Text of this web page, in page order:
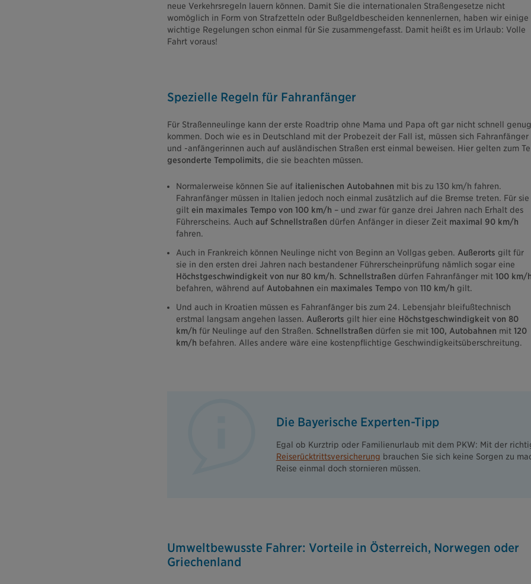
neue Verkehrsregeln lauern können. Damit Sie die internationalen Straßengesetze nicht
womöglich in Form von Strafzetteln oder Bußgeldbescheiden kennenlernen, haben wir einige
wichtige Regelungen schon einmal für Sie zusammengefasst. Damit heißt es im Urlaub: Volle
Fahrt voraus!
Spezielle Regeln für Fahranfänger
Für Straßenneulinge kann der erste Roadtrip ohne Mama und Papa oft gar nicht schnell genug
kommen. Doch wie es in Deutschland mit der Probezeit der Fall ist, müssen sich Fahranfänger
und -anfängerinnen auch auf ausländischen Straßen erst einmal beweisen. Hier gelten zum
gesonderte Tempolimits, die sie beachten müssen.
Normalerweise können Sie auf italienischen Autobahnen mit bis zu 130 km/h fahren.
Fahranfänger müssen in Italien jedoch noch einmal zusätzlich auf die Bremse treten. Für sie
gilt ein maximales Tempo von 100 km/h – und zwar für ganze drei Jahren nach Erhalt des
Führerscheins. Auch auf Schnellstraßen dürfen Anfänger in dieser Zeit maximal 90 km/h
fahren.
Auch in Frankreich können Neulinge nicht von Beginn an Vollgas geben. Außerorts gilt für
sie in den ersten drei Jahren nach bestandener Führerscheinprüfung nämlich sogar eine
Höchstgeschwindigkeit von nur 80 km/h. Schnellstraßen dürfen Fahranfänger mit 100 km/
befahren, während auf Autobahnen ein maximales Tempovon 110 km/h gilt.
Und auch in Kroatien müssen es Fahranfänger bis zum 24. Lebensjahr bleifußtechnisch
erstmal langsam angehen lassen. Außerorts gilt hier eine Höchstgeschwindigkeit von 80
km/h für Neulinge auf den Straßen. Schnellstraßen dürfen sie mit 100, Autobahnen mit 120
km/h befahren. Alles andere wäre eine kostenpflichtige Geschwindigkeitsüberschreitung.
Die Bayerische Experten-Tipp
Egal ob Kurztrip oder Familienurlaub mit dem PKW: Mit der
Reiserücktrittsversicherung brauchen Sie sich keine Sorgen zu
Reise einmal doch stornieren müssen.
Umweltbewusste Fahrer: Vorteile in Österreich, Norwegen oder
Griechenland